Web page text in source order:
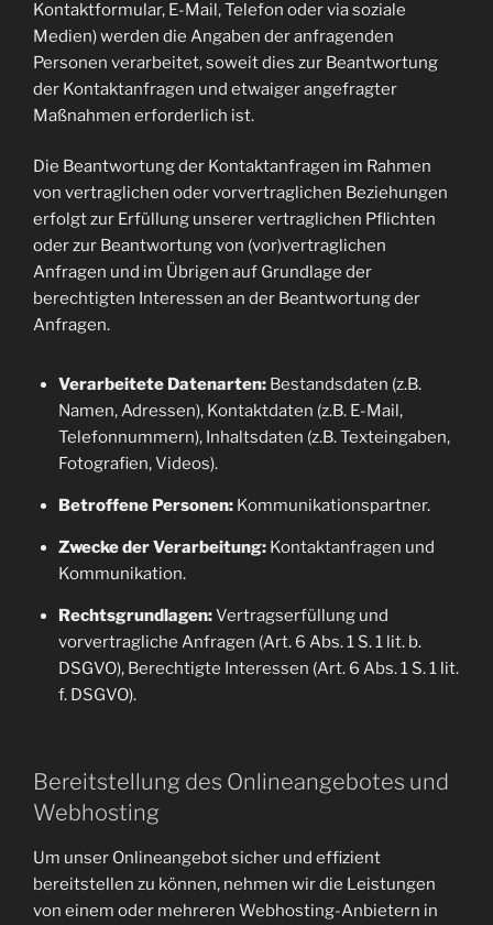
Kontaktformular, E-Mail, Telefon oder via soziale
Medien) werden die Angaben der anfragenden
Personen verarbeitet, soweit dies zur Beantwortung
der Kontaktanfragen und etwaiger angefragter
Maßnahmen erforderlich ist.
Die Beantwortung der Kontaktanfragen im Rahmen
von vertraglichen oder vorvertraglichen Beziehungen
erfolgt zur Erfüllung unserer vertraglichen Pflichten
oder zur Beantwortung von (vor)vertraglichen
Anfragen und im Übrigen auf Grundlage der
berechtigten Interessen an der Beantwortung der
Anfragen.
Verarbeitete Datenarten:Bestandsdaten (z.B.
Namen, Adressen), Kontaktdaten (z.B. E-Mail,
Telefonnummern), Inhaltsdaten (z.B. Texteingaben,
Fotografien, Videos).
Betroffene Personen:Kommunikationspartner.
Zwecke der Verarbeitung:Kontaktanfragen und
Kommunikation.
Rechtsgrundlagen:Vertragserfüllung und
vorvertragliche Anfragen (Art. 6 Abs. 1 S. 1 lit. b.
DSGVO), Berechtigte Interessen (Art. 6 Abs. 1 S. 1 lit.
f. DSGVO).
Bereitstellung des Onlineangebotes und
Webhosting
Um unser Onlineangebot sicher und effizient
bereitstellen zu können, nehmen wir die Leistungen
von einem oder mehreren Webhosting-Anbietern in